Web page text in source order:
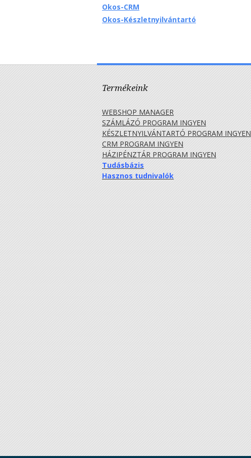
Okos-CRM
Okos-Készletnyilvántartó
Termékeink
WEBSHOP MANAGER
SZÁMLÁZÓ PROGRAM INGYEN
KÉSZLETNYILVÁNTARTÓ PROGRAM INGYEN
CRM PROGRAM INGYEN
HÁZIPÉNZTÁR PROGRAM INGYEN
Tudásbázis
Hasznos tudnivalók